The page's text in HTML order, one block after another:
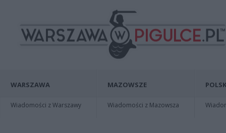
WARSZAWA
Wiadomości z Warszawy
MAZOWSZE
Wiadomości z Mazowsza